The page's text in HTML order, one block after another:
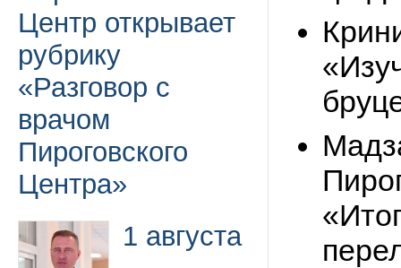
Центр открывает
рубрику
«Разговор с
врачом
Пироговского
Центра»
1 августа